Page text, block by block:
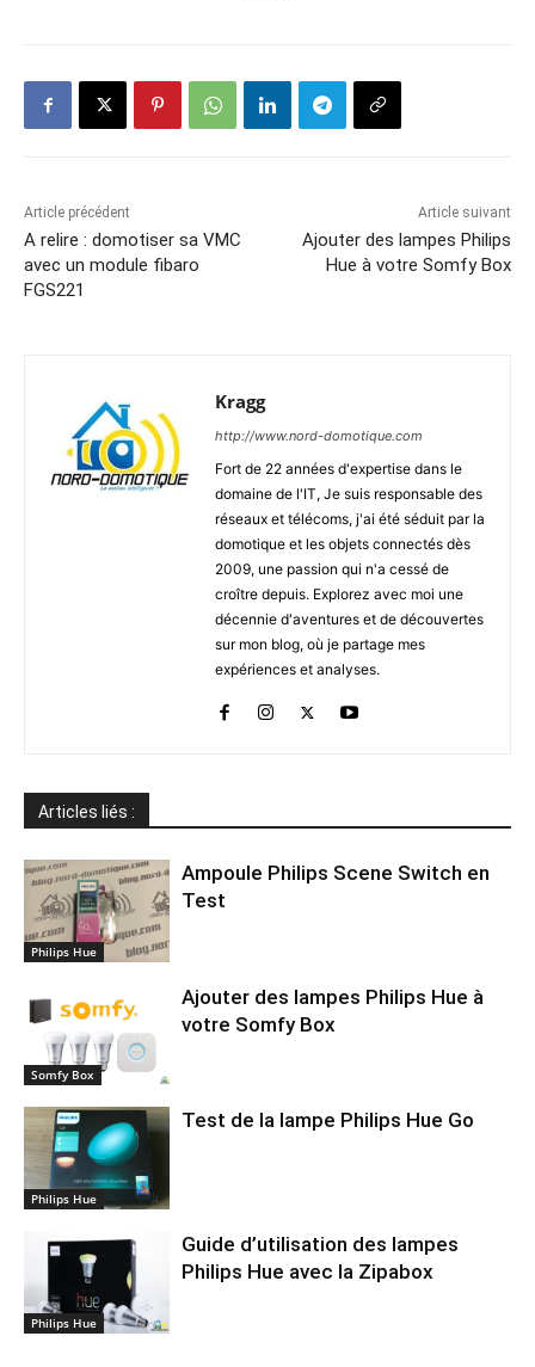
Article précédent
A relire : domotiser sa VMC
avec un module fibaro
FGS221
Article suivant
Ajouter des lampes Philips
Hue à votre Somfy Box
Kragg
http://www.nord-domotique.com
Fort de 22 années d'expertise dans le
domaine de l'IT, Je suis responsable des
réseaux et télécoms, j'ai été séduit par la
domotique et les objets connectés dès
2009, une passion qui n'a cessé de
croître depuis. Explorez avec moi une
décennie d'aventures et de découvertes
sur mon blog, où je partage mes
expériences et analyses.
Articles liés :
Philips Hue
Ampoule Philips Scene Switch en
Test
Somfy Box
Ajouter des lampes Philips Hue à
votre Somfy Box
Philips Hue
Test de la lampe Philips Hue Go
Philips Hue
Guide d’utilisation des lampes
Philips Hue avec la Zipabox